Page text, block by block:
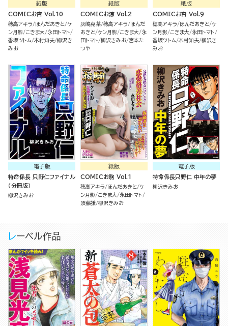
紙版
COMICお杏 Vol.10
穂高アキラ ほんだあきと ケ
ン月影 こきま大
永田トマト
香坂ツトム 木村知夫 柳沢き
みお
紙版
COMICお涼 Vol.2
灰嶋克茶 穂高アキラ
ほんだ
あきと ケン月影 こきま大
永
田トマト 柳沢きみお 宮本た
つや
紙版
COMICお杏 Vol.9
穂高アキラ ほんだあきと ケ
ン月影 こきま大
永田トマト
香坂ツトム 木村知夫 柳沢き
みお
電子版
特命係長 只野仁ファイナル
（分冊版）
柳沢きみお
紙版
COMICお駒 Vol.1
穂高アキラ ほんだあきと ケ
ン月影 こきま大
永田トマト
須藤謙 柳沢きみお
電子版
特命係長只野仁 中年の夢
柳沢きみお
レーベル作品